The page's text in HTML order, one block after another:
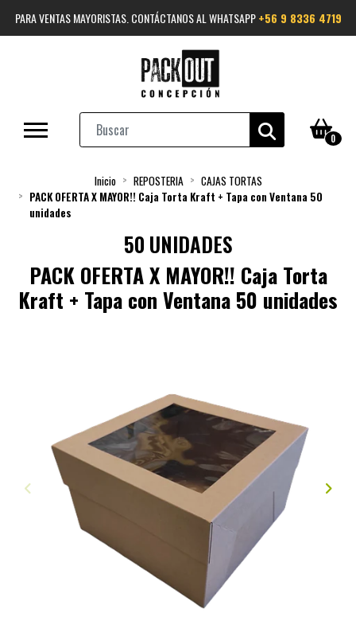
PARA VENTAS MAYORISTAS. CONTÁCTANOS AL WHATSAPP+56 9 8336 4719
0
Inicio REPOSTERIA
CAJAS TORTAS
PACK OFERTA X MAYOR!! Caja Torta Kraft + Tapa con Ventana 50
unidades
50 UNIDADES
PACK OFERTA X MAYOR!! Caja Torta
Kraft + Tapa con Ventana 50 unidades